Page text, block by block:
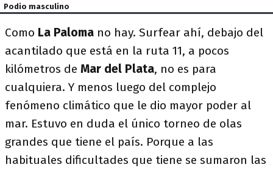
Podio masculino
Como La Paloma no hay. Surfear ahí, debajo del
acantilado que está en la ruta 11, a pocos
kilómetros de Mar del Plata, no es para
cualquiera. Y menos luego del complejo
fenómeno climático que le dio mayor poder al
mar. Estuvo en duda el único torneo de olas
grandes que tiene el país. Porque a las
habituales dificultades que tiene se sumaron las